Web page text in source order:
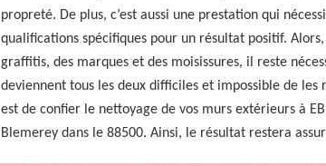
propreté. De plus, c’est aussi une prestation qui
qualifications spécifiques pour un résultat positif.
graffitis, des marques et des moisissures, il reste
deviennent tous les deux difficiles et impossible de les
est de confier le nettoyage de vos murs extérieurs à
Blemerey dans le 88500. Ainsi, le résultat restera